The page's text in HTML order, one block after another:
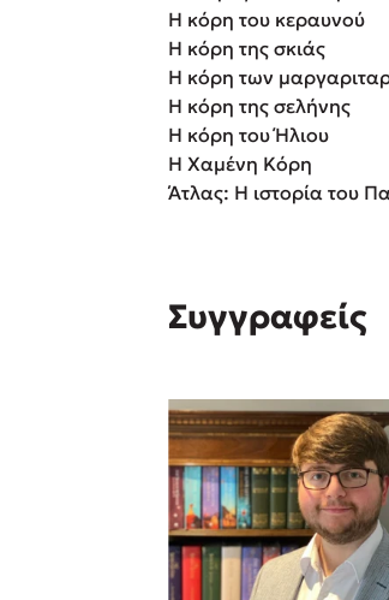
Sebastian Fitzek
Playlist
Το λιμάνι μου είσαι εσύ
Ιωάννης Γλωσσόπουλος
Η κόρη του κεραυνού
Η κόρη της σκιάς
Η κόρη των
Η κόρη της σελήνης
Η κόρη του Ήλιου
Η Χαμένη Κόρη
Άτλας: Η ιστορία του
Συγγραφείς